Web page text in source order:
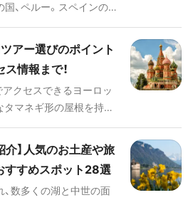
な見どころ、日本から
段、定番のお土産などペ
必要な情報をたっぷり
、ペルー。スペインの植
が残る遺跡の数々、個性
な魅力があることか
高い人気を誇ります。こ
要な基本情報、おすす
知っておくと便利な情
を、色鮮やかなペルー
す。
ツアー選びのポイント
情報まで！
クセスできるヨーロッ
タマネギ形の屋根を持つ
見どころが多いことか
光客が訪れています。こ
要な基本情報、おすす
知っておくと便利な情
介】人気のお土産や旅
すすめスポット28選
数多くの湖と中世の面